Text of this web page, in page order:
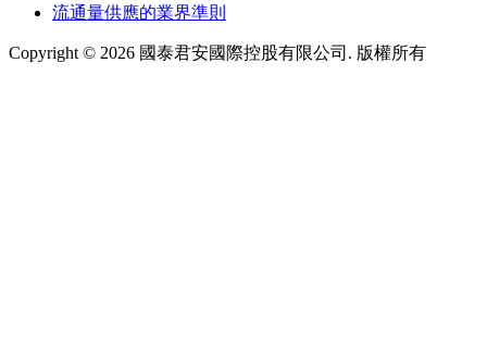
流通量供應的業界準則
Copyright © 2026 國泰君安國際控股有限公司. 版權所有